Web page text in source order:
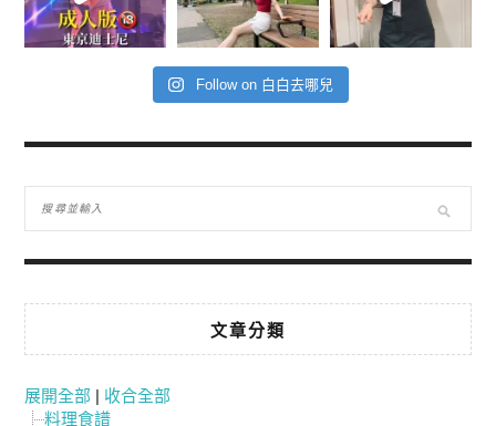
Follow on 白白去哪兒
文章分類
展開全部 | 收合全部
料理食譜